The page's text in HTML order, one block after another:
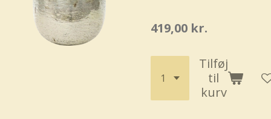
419,00 kr.
Tilføj
til
kurv